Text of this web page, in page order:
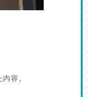
容。